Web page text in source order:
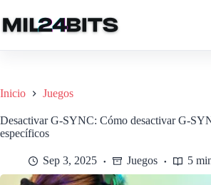
al
contenido
Inicio Juegos
Desactivar G-SYNC: Cómo desactivar G-
específicos
Sep 3, 2025 Juegos 5